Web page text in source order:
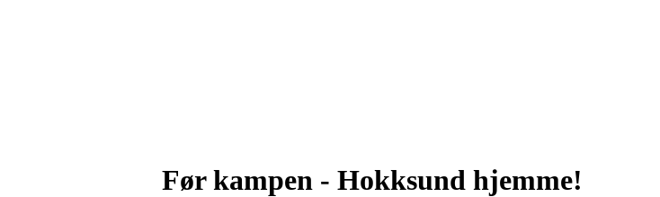
Før kampen - Hokksund hjemme!